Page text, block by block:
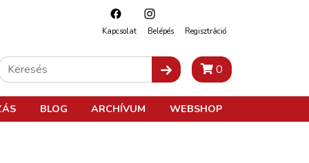
Kapcsolat Belépés Regisztráció
0
BLOG ARCHÍVUM WEBSHOP